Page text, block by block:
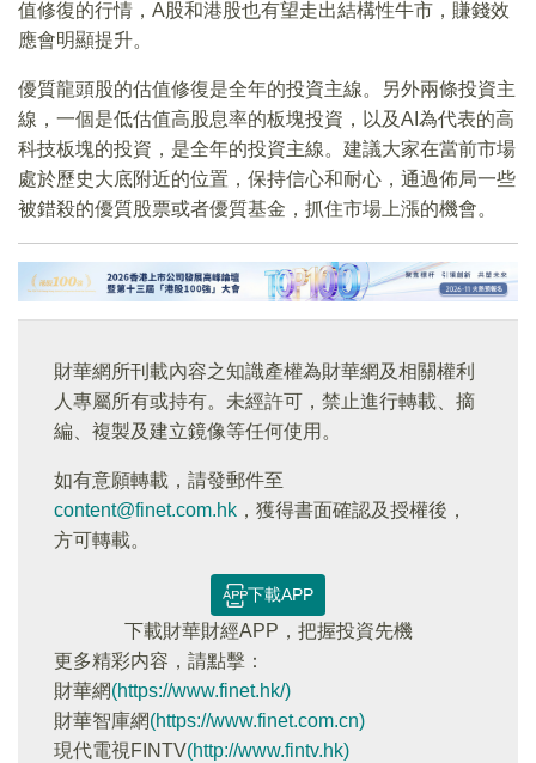
值修復的行情，A股和港股也有望走出結構性牛市，賺錢效
應會明顯提升。
優質龍頭股的估值修復是全年的投資主線。另外兩條投資主
線，一個是低估值高股息率的板塊投資，以及AI為代表的高
科技板塊的投資，是全年的投資主線。建議大家在當前市場
處於歷史大底附近的位置，保持信心和耐心，通過佈局一些
被錯殺的優質股票或者優質基金，抓住市場上漲的機會。
財華網所刊載內容之知識產權為財華網及相關權利
人專屬所有或持有。未經許可，禁止進行轉載、摘
編、複製及建立鏡像等任何使用。
如有意願轉載，請發郵件至
content@finet.com.hk ，獲得書面確認及授權後，
方可轉載。
下載APP
下載財華財經APP，把握投資先機
更多精彩内容，請點擊：
財華網(https://www.finet.hk/)
財華智庫網(https://www.finet.com.cn)
現代電視FINTV(http://www.fintv.hk)